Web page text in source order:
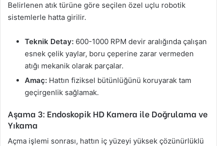
Belirlenen atık türüne göre seçilen özel uçlu robotik
sistemlerle hatta girilir.
Teknik Detay: 600-1000 RPM devir aralığında çalışan
esnek çelik yaylar, boru çeperine zarar vermeden
atığı mekanik olarak parçalar.
Amaç: Hattın fiziksel bütünlüğünü koruyarak tam
geçirgenlik sağlamak.
Aşama 3: Endoskopik HD Kamera ile Doğrulama ve
Yıkama
Açma işlemi sonrası, hattın iç yüzeyi yüksek çözünürlüklü